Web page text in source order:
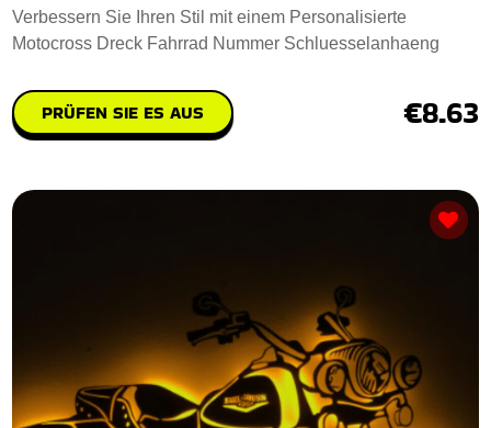
Verbessern Sie Ihren Stil mit einem Personalisierte
Motocross Dreck Fahrrad Nummer Schluesselanhaeng
PRÜFEN SIE ES AUS €8.63